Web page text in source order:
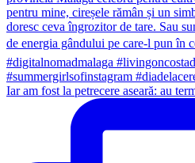
Iar am fost la petrecere aseară: au